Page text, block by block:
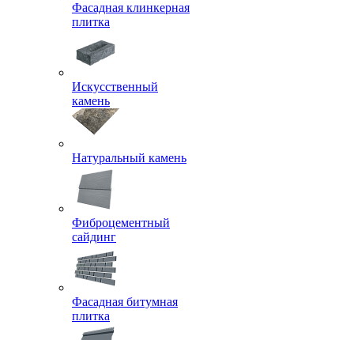
Фасадная клинкерная
плитка
Искусственный
камень
Натуральный камень
Фиброцементный
сайдинг
Фасадная битумная
плитка